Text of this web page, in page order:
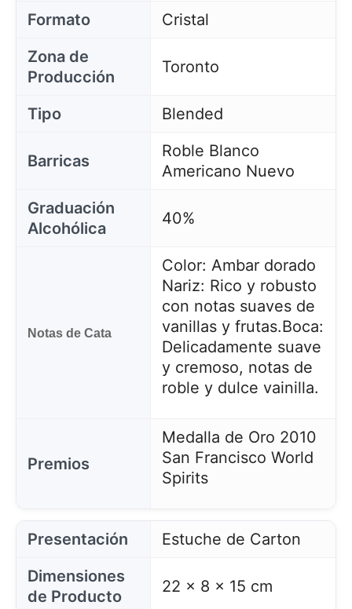
Formato
Cristal
Zona de
Producción
Toronto
Tipo Blended
Barricas
Roble Blanco
Americano Nuevo
Graduación
Alcohólica
40%
Notas de Cata
Color: Ambar dorado
Nariz: Rico y robusto
con notas suaves de
vanillas y frutas.Boca:
Delicadamente suave
y cremoso, notas de
roble y dulce vainilla.
Premios
Medalla de Oro 2010
San Francisco World
Spirits
Presentación
Estuche de Carton
Dimensiones
de Producto
22 x 8 x 15 cm